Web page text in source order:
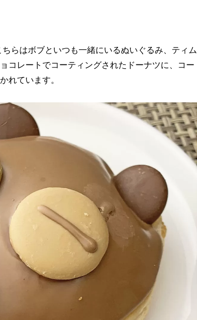
らはボブといつも一緒にいるぬいぐるみ、ティム
コレートでコーティングされたドーナツに、コー
れています。